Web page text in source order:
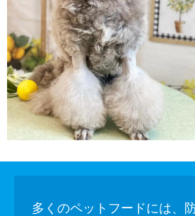
多くのペットフードには、